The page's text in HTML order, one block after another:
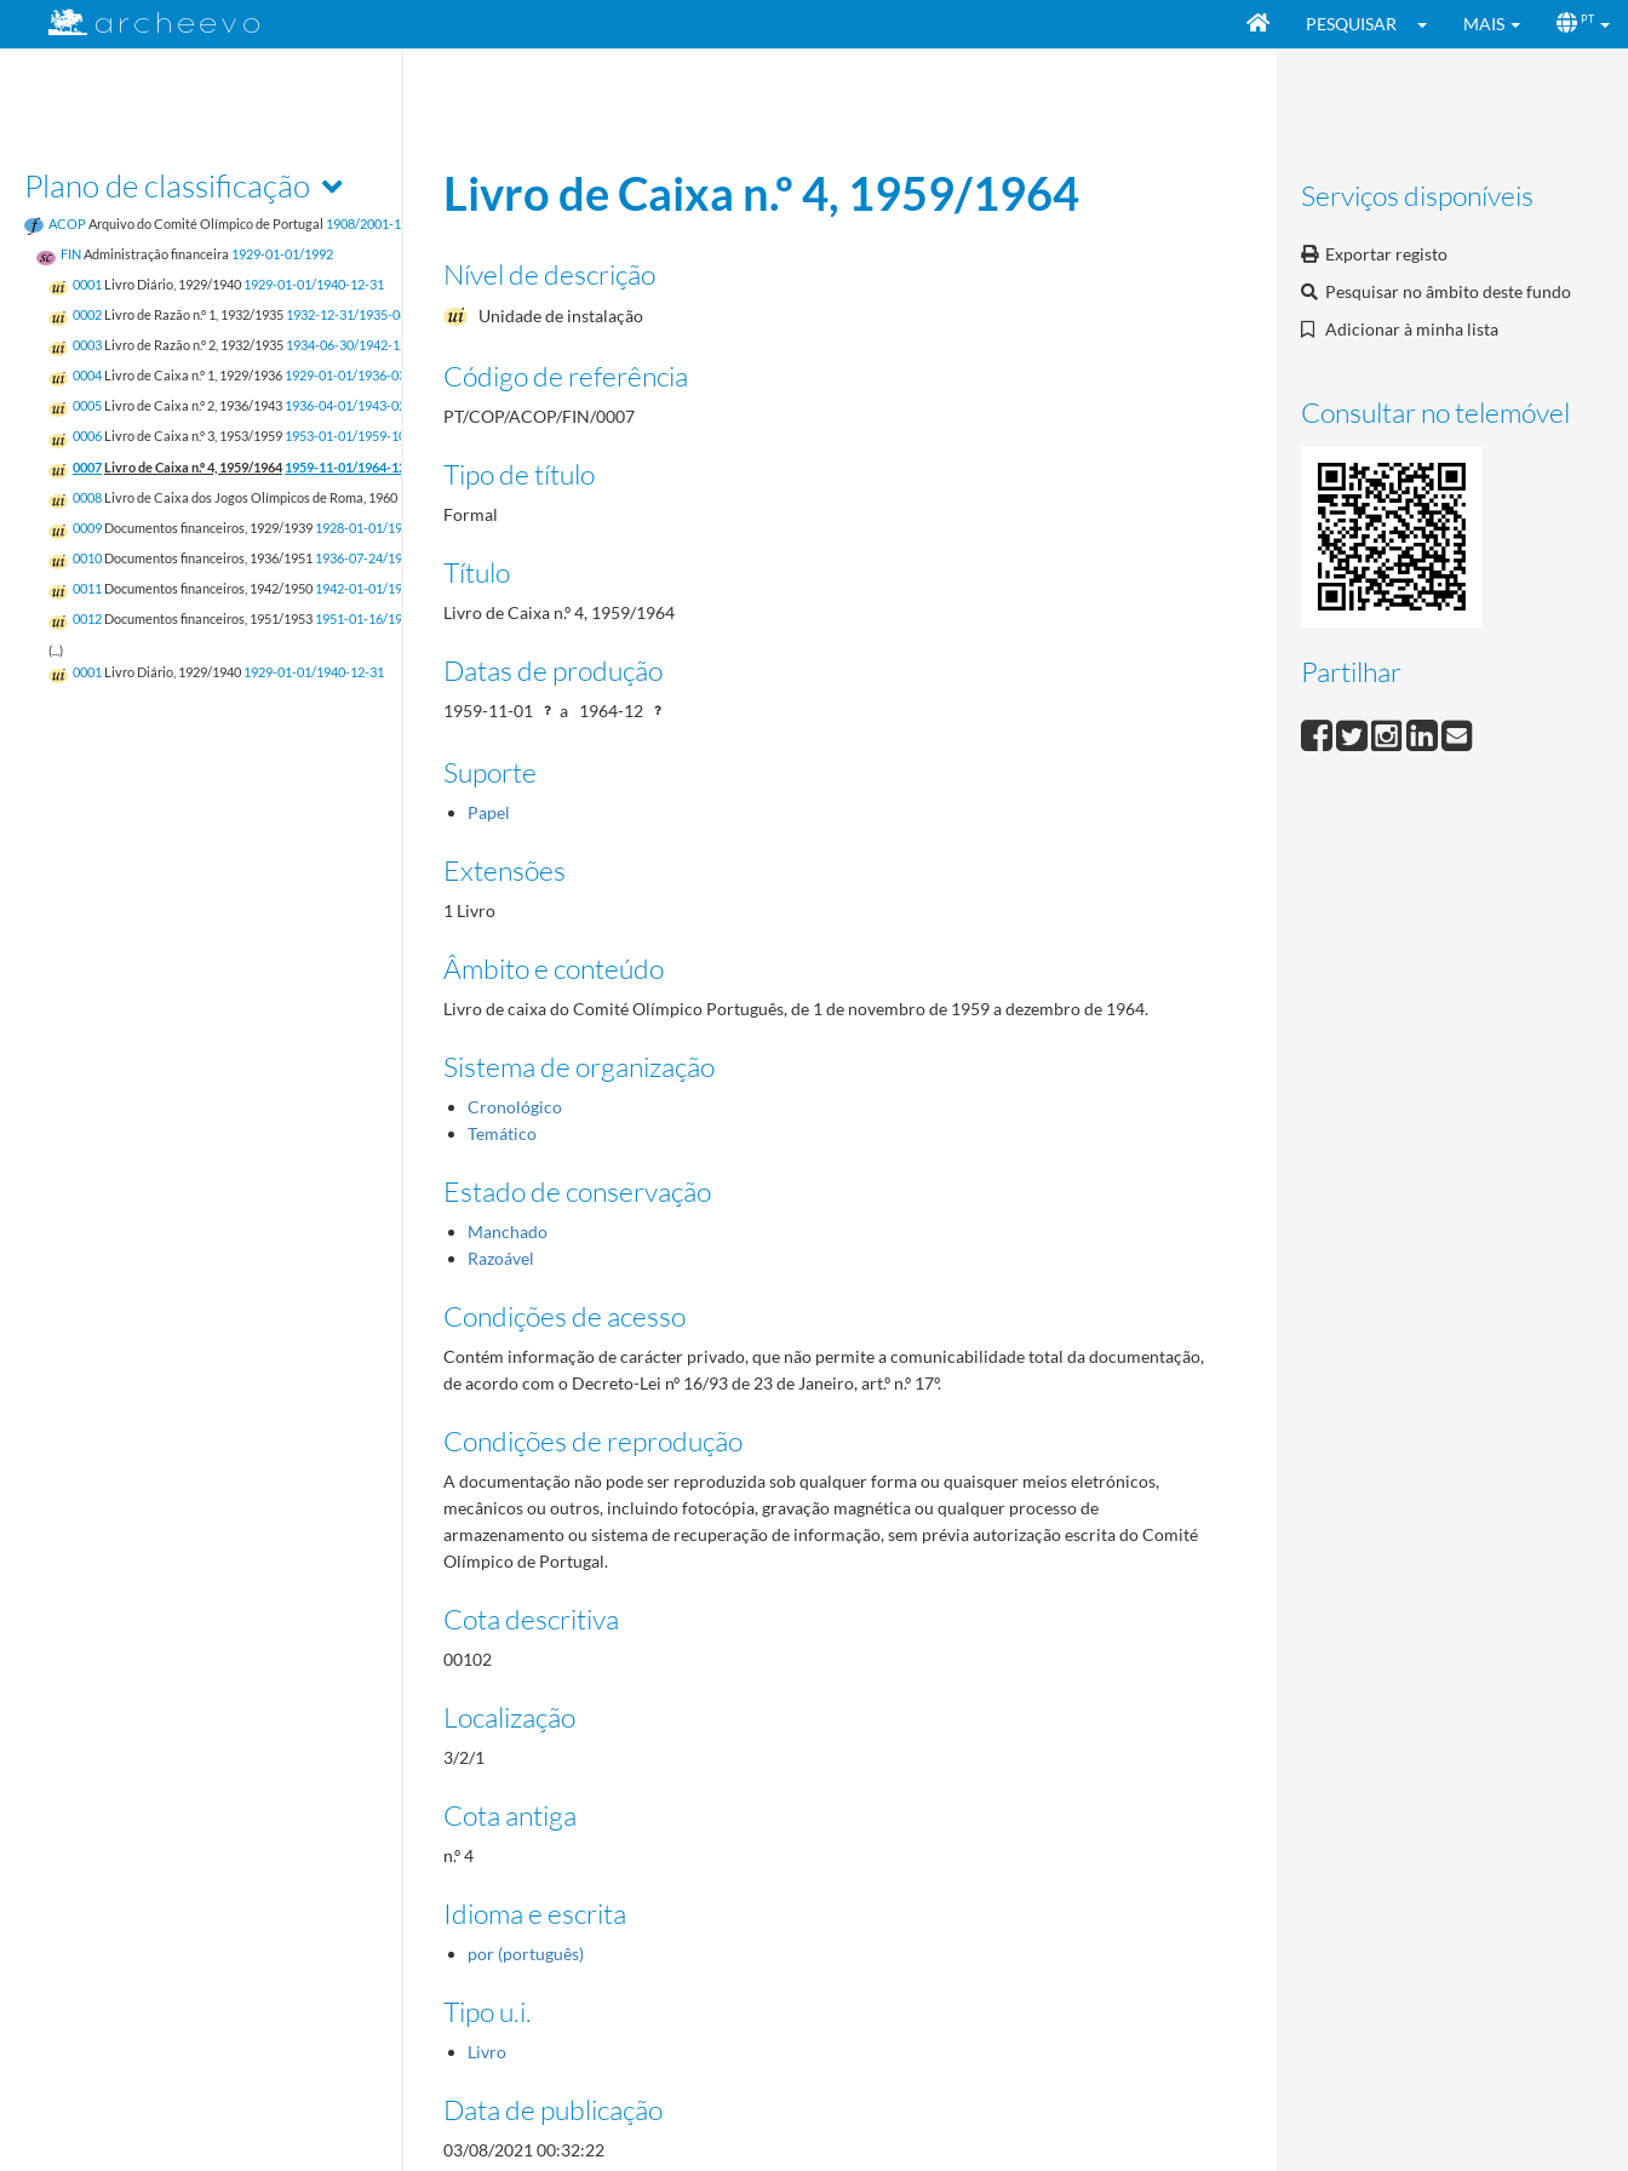
PESQUISAR MAIS PT
Plano de classificação
ACOPArquivo do Comité Olímpico de Portugal 1908/2001-12-31
FINAdministração financeira 1929-01-01/1992
0001 Livro Diário, 1929/1940 1929-01-01/1940-12-31
0002 Livro de Razão n.º 1, 1932/1935 1932-12-31/1935-06-30
0003 Livro de Razão n.º 2, 1932/1935 1934-06-30/1942-12-31
0004 Livro de Caixa n.º 1, 1929/1936 1929-01-01/1936-03
0005 Livro de Caixa n.º 2, 1936/1943 1936-04-01/1943-02-02
0006 Livro de Caixa n.º 3, 1953/1959 1953-01-01/1959-10-15
0007Livro de Caixa n.º 4, 1959/1964 1959-11-01/1964-12
0008 Livro de Caixa dos Jogos Olímpicos de Roma, 1960
0009 Documentos financeiros, 1929/1939 1928-01-01/1939-12-31
0010 Documentos financeiros, 1936/1951 1936-07-24/1950-12-31
0011 Documentos financeiros, 1942/1950 1942-01-01/1950-12-26
0012 Documentos financeiros, 1951/1953 1951-01-16/1953-12-31
(...)
0001 Livro Diário, 1929/1940 1929-01-01/1940-12-31
Serviços disponíveis
Exportar registo
Pesquisar no âmbito deste fundo
Adicionar à minha lista
Consultar no telemóvel
Partilhar
Livro de Caixa n.º 4, 1959/1964
Nível de descrição
Unidade de instalação
Código de referência
PT/COP/ACOP/FIN/0007
Tipo de título
Formal
Título
Livro de Caixa n.º 4, 1959/1964
Datas de produção
1959-11-01 a 1964-12
Suporte
Papel
Extensões
1 Livro
Âmbito e conteúdo
Livro de caixa do Comité Olímpico Português, de 1 de novembro de 1959 a dezembro de 1964.
Sistema de organização
Cronológico
Temático
Estado de conservação
Manchado
Razoável
Condições de acesso
Contém informação de carácter privado, que não permite a comunicabilidade total da documentação,
de acordo com o Decreto-Lei nº 16/93 de 23 de Janeiro, art.º n.º 17º.
Condições de reprodução
A documentação não pode ser reproduzida sob qualquer forma ou quaisquer meios eletrónicos,
mecânicos ou outros, incluindo fotocópia, gravação magnética ou qualquer processo de
armazenamento ou sistema de recuperação de informação, sem prévia autorização escrita do Comité
Olímpico de Portugal.
Cota descritiva
00102
Localização
3/2/1
Cota antiga
n.º 4
Idioma e escrita
por (português)
Tipo u.i.
Livro
Data de publicação
03/08/2021 00:32:22